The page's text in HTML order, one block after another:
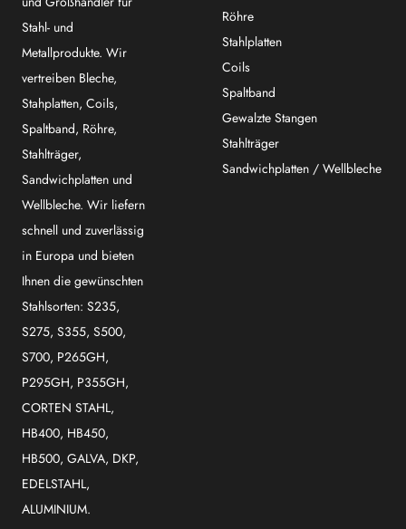
Stahl- und
Metallprodukte. Wir
vertreiben Bleche,
Stahplatten, Coils,
Spaltband, Röhre,
Stahlträger,
Sandwichplatten und
Wellbleche. Wir liefern
schnell und zuverlässig
in Europa und bieten
Ihnen die gewünschten
Stahlsorten: S235,
S275, S355, S500,
S700, P265GH,
P295GH, P355GH,
CORTEN STAHL,
HB400, HB450,
HB500, GALVA, DKP,
EDELSTAHL,
ALUMINIUM.
Röhre
Stahlplatten
Coils
Spaltband
Gewalzte Stangen
Stahlträger
Sandwichplatten / Wellbleche